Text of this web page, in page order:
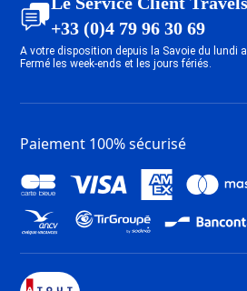
ESF Le Grand Bornand
ESF Saint Gervais
+33 (0)4 79 96 30 69
A votre disposition depuis la Savoie du lundi
Fermé les week-ends et les jours fériés.
Paiement 100% sécurisé